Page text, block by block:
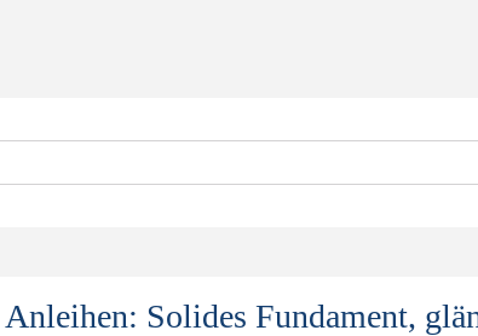
USD
Anleihen: Solides Fundament,